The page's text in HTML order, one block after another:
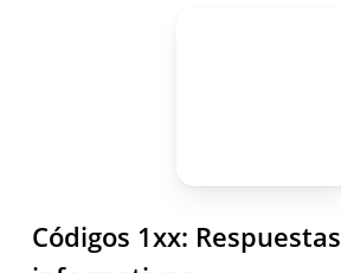
Códigos 1xx: Respuestas